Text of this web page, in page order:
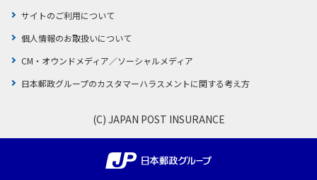
サイトのご利用について
個人情報のお取扱いについて
CM・オウンドメディア／ソーシャルメディア
日本郵政グループのカスタマーハラスメントに関する考え方
(C) JAPAN POST INSURANCE